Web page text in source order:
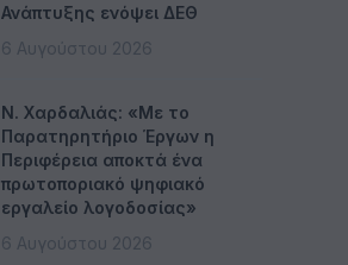
Ανάπτυξης ενόψει ΔΕΘ
6 Αυγούστου 2026
Ν. Χαρδαλιάς: «Με το
Παρατηρητήριο Έργων η
Περιφέρεια αποκτά ένα
πρωτοποριακό ψηφιακό
εργαλείο λογοδοσίας»
6 Αυγούστου 2026